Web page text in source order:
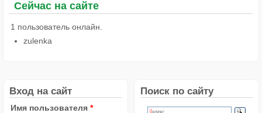
Сейчас на сайте
1 пользователь онлайн.
zulenka
Вход на сайт
Имя пользователя *
Поиск по сайту